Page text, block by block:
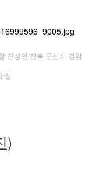
진성면 전북 군산시 경암
집
)